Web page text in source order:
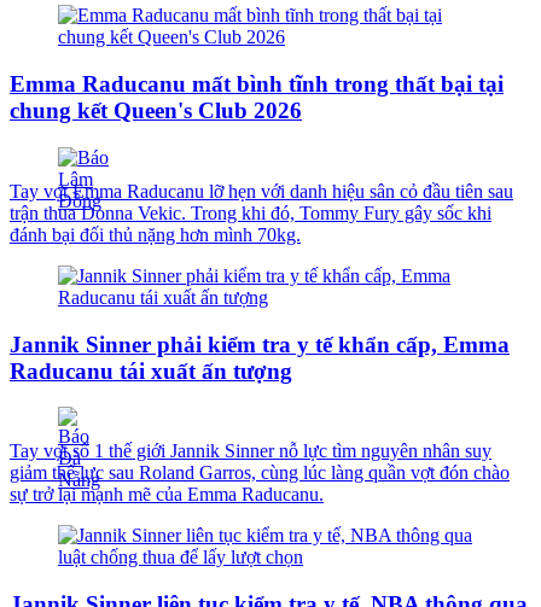
Emma Raducanu mất bình tĩnh trong thất bại tại
chung kết Queen's Club 2026
Tay vợt Emma Raducanu lỡ hẹn với danh hiệu sân cỏ đầu tiên sau
trận thua Donna Vekic. Trong khi đó, Tommy Fury gây sốc khi
đánh bại đối thủ nặng hơn mình 70kg.
Jannik Sinner phải kiểm tra y tế khẩn cấp, Emma
Raducanu tái xuất ấn tượng
Tay vợt số 1 thế giới Jannik Sinner nỗ lực tìm nguyên nhân suy
giảm thể lực sau Roland Garros, cùng lúc làng quần vợt đón chào
sự trở lại mạnh mẽ của Emma Raducanu.